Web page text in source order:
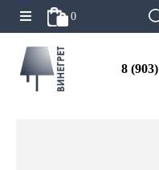
0
8